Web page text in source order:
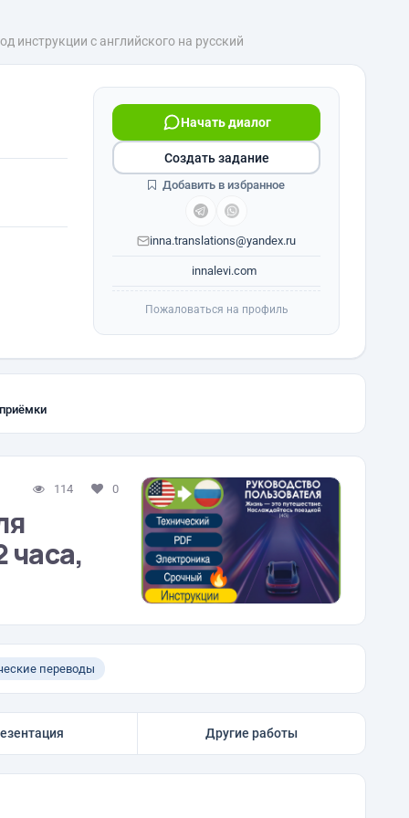
инструкции с английского на русский
Начать диалог
inna.translations@yandex.ru
innalevi.com
Создать задание
Добавить в избранное
Пожаловаться на профиль
114 0
часа,
переводы
Другие работы